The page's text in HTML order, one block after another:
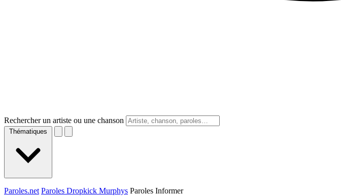
Rechercher un artiste ou une chanson
Thématiques
Paroles.net Paroles Dropkick Murphys Paroles Informer